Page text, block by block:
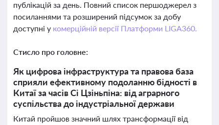
публікацій за день. Повний список першоджерел з
посиланнями та розширений підсумок за добу
доступні у комерційній версії Платформи LIGA360.
Стисло про головне:
Як цифрова інфраструктура та правова база
сприяли ефективному подоланню бідності в
Китаї за часів Сі Цзіньпіна: від аграрного
суспільства до індустріальної держави
Китай пройшов значний шлях трансформації від